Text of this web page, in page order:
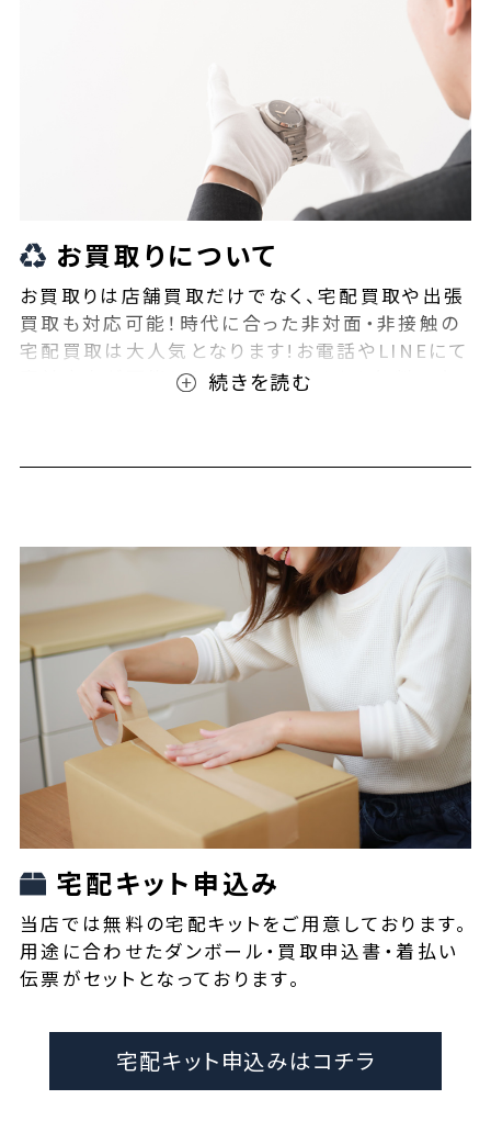
お買取りについて
お買取りは店舗買取だけでなく、宅配買取や出張
買取も対応可能！時代に合った非対面・非接触の
宅配買取は大人気となります!お電話やLINEにて
事前査定が可能となっております！また無料の宅
宅配キット申込み
当店では無料の宅配キットをご用意しております。
用途に合わせたダンボール・買取申込書・着払い
伝票がセットとなっております。
宅配キット申込みはコチラ